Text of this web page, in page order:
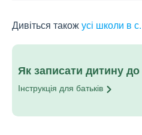
Дивіться такожусі школи в
Як записати дитину
Інструкція для батьків